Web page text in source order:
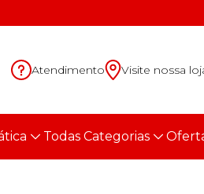
Atendimento Visite nossa
Todas Categorias